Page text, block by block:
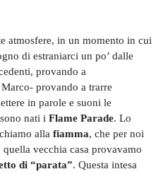
atmosfere, in un momento in cui
di estraniarci un po’ dalle
provando a
provando a trarre
in parole e suoni le
nati i Flame Parade. Lo
alla fiamma, che per noi
vecchia casa provavamo
di “parata”. Questa intesa